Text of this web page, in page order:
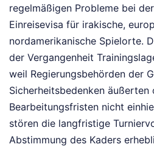
regelmäßigen Probleme bei
Einreisevisa für irakische,
nordamerikanische Spielorte.
der Vergangenheit
weil Regierungsbehörden der
Sicherheitsbedenken äußerten
Bearbeitungsfristen nicht
stören die langfristige
Abstimmung des Kaders